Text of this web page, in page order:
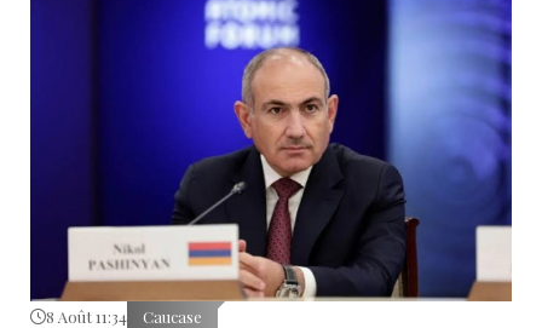
8 Août 11:34 Caucase